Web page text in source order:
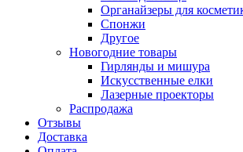
Органайзеры для
Спонжи
Другое
Новогодние товары
Гирлянды и мишура
Искусственные елки
Лазерные проекторы
Распродажа
Отзывы
Доставка